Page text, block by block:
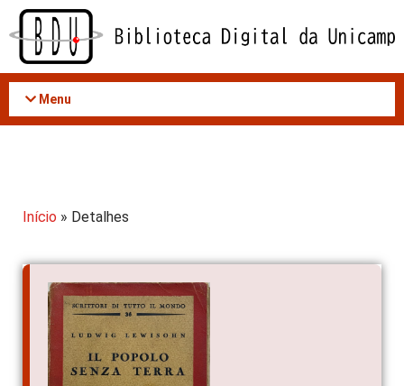
Acessar
conteúdo
Menu
Início » Detalhes